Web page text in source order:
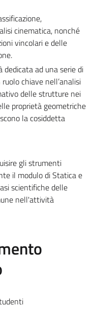
cinematica, nonché
vincolari e delle
dedicata ad una serie di
chiave nell’analisi
delle strutture nei
proprietà geometriche
la cosiddetta
gli strumenti
il modulo di Statica e
scientifiche delle
nell'attività